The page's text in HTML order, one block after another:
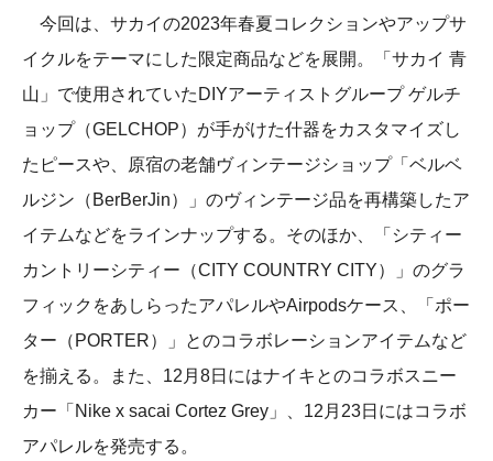
今回は、サカイの2023年春夏コレクションやアップサ
イクルをテーマにした限定商品などを展開。「サカイ 青
山」で使用されていたDIYアーティストグループ ゲルチ
ョップ（GELCHOP）が手がけた什器をカスタマイズし
たピースや、原宿の老舗ヴィンテージショップ「ベルベ
ルジン（BerBerJin）」のヴィンテージ品を再構築したア
イテムなどをラインナップする。そのほか、「シティー
カントリーシティー（CITY COUNTRY CITY）」のグラ
フィックをあしらったアパレルやAirpodsケース、「ポー
ター（PORTER）」とのコラボレーションアイテムなど
を揃える。また、12月8日にはナイキとのコラボスニー
カー「Nike x sacai Cortez Grey」、12月23日にはコラボ
アパレルを発売する。